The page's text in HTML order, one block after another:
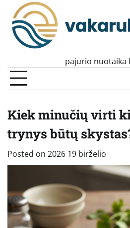
content
pajūrio nuotaika
Kiek minučių virti
trynys būtų
Posted on 2026 19 birželio